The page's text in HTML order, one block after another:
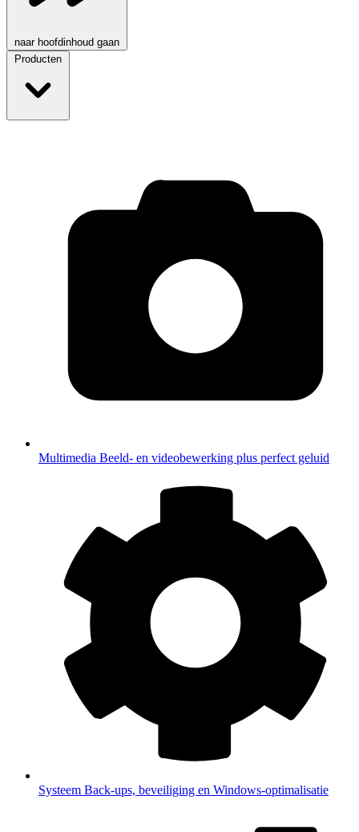
naar hoofdinhoud gaan
Producten
Multimedia Beeld- en videobewerking plus perfect geluid
Systeem Back-ups, beveiliging en Windows-optimalisatie